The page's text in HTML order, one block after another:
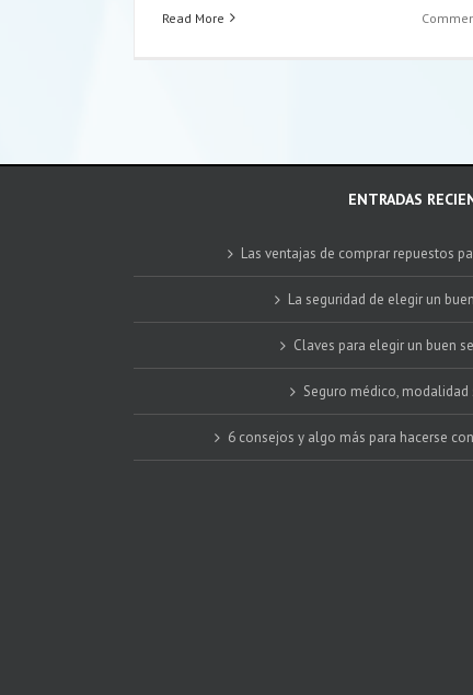
Read More
ENTRADAS
Las ventajas de comprar repuestos
La seguridad de elegir un
Claves para elegir un buen
Seguro médico, modalidad
6 consejos y algo más para hacerse